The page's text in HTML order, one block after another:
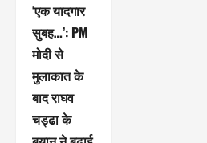
‘एक यादगार
सुबह…’: PM
मोदी से
मुलाकात के
बाद राघव
चड्ढा के